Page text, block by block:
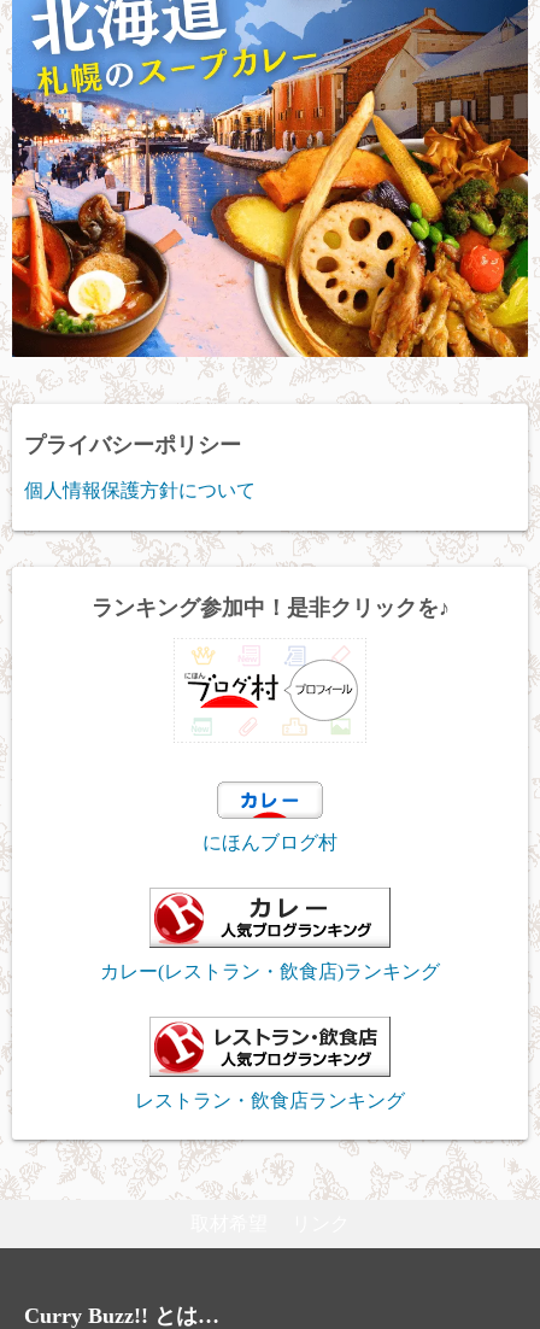
プライバシーポリシー
個人情報保護方針について
ランキング参加中！是非クリックを♪
にほんブログ村
カレー(レストラン・飲食店)ランキング
レストラン・飲食店ランキング
Curry Buzz!! とは…